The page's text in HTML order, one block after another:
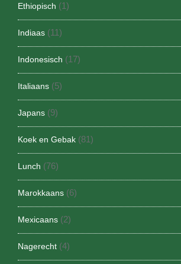
Ethiopisch (1)
Indiaas (11)
Indonesisch (17)
Italiaans (5)
Japans (9)
Koek en Gebak (81)
Lunch (76)
Marokkaans (6)
Mexicaans (2)
Nagerecht (4)